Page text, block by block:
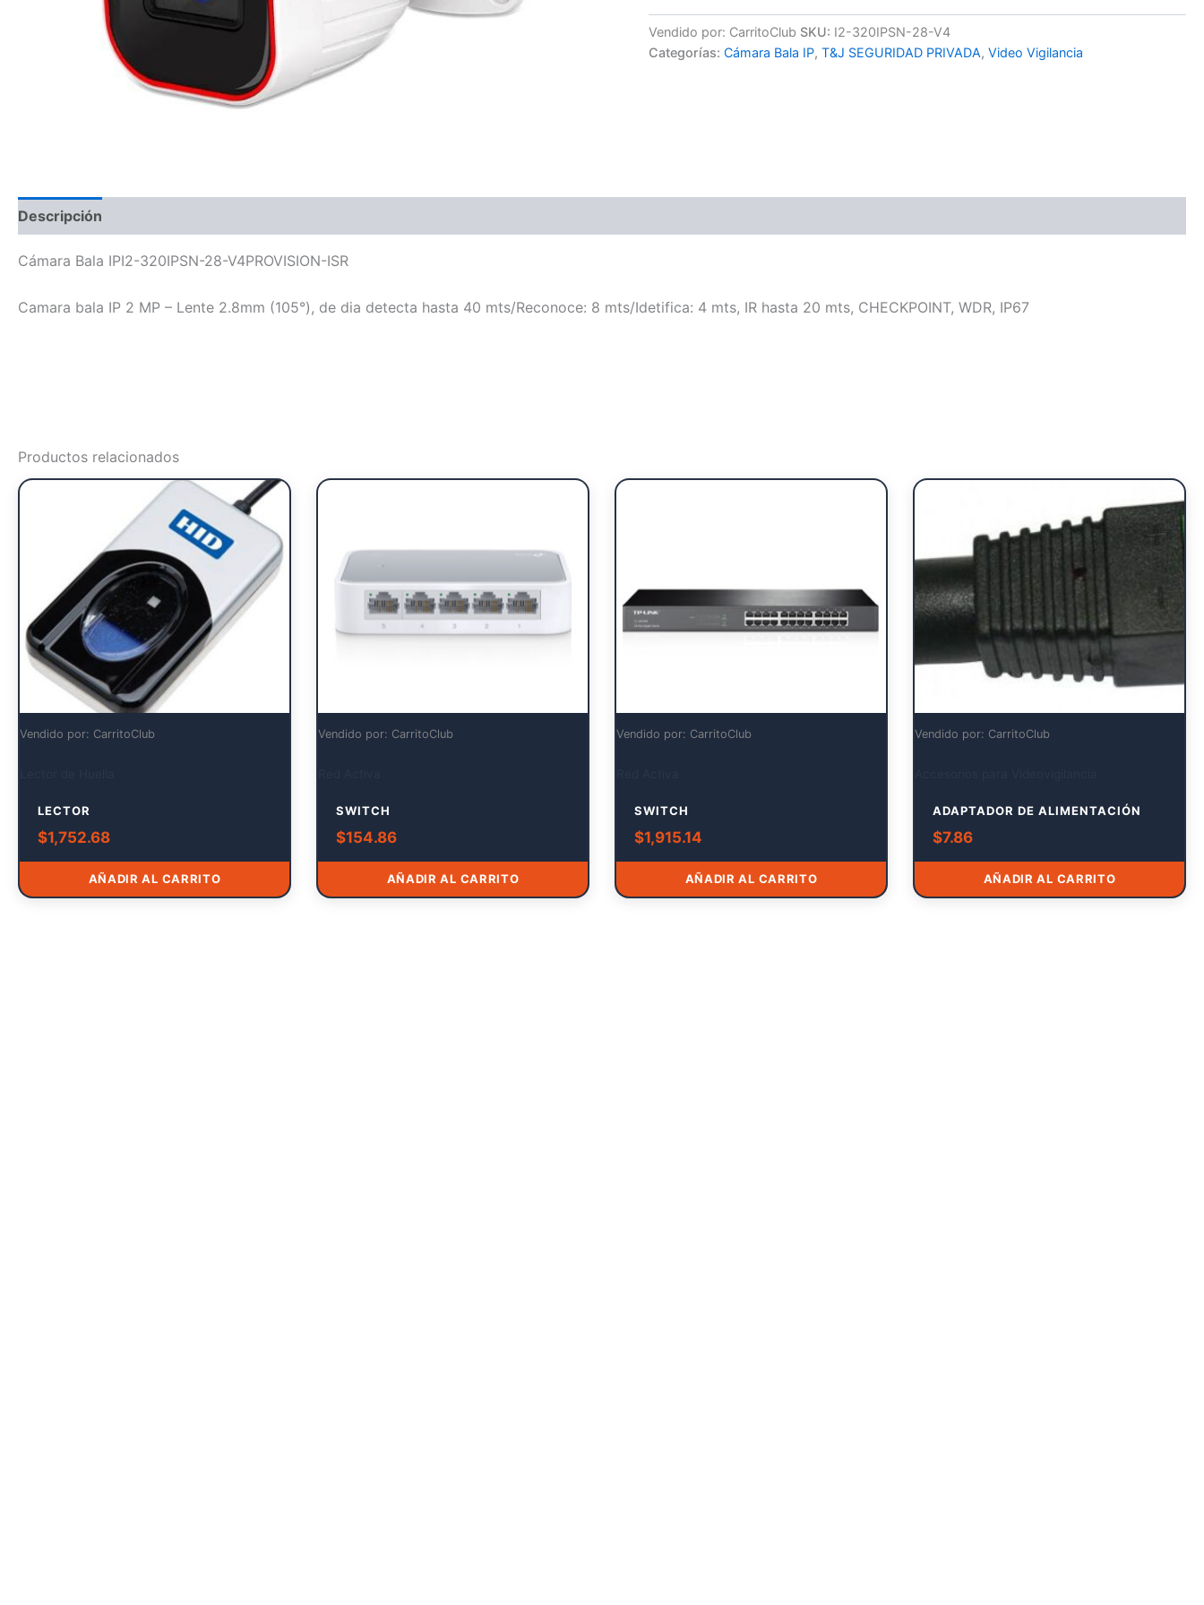
Vendido por: CarritoClub SKU: I2-320IPSN-28-V4
Categorías:Cámara Bala IP,T&J SEGURIDAD PRIVADA,Video Vigilancia
Descripción
Cámara Bala IPI2-320IPSN-28-V4PROVISION-ISR
Camara bala IP 2 MP – Lente 2.8mm (105°), de dia detecta hasta 40 mts/Reconoce: 8 mts/Idetifica: 4 mts, IR hasta 20 mts, CHECKPOINT, WDR, IP67
Productos relacionados
Vendido por: CarritoClub
LECTOR
$1,752.68
AÑADIR AL CARRITO
Vendido por: CarritoClub
SWITCH
$154.86
AÑADIR AL CARRITO
Vendido por: CarritoClub
SWITCH
$1,915.14
AÑADIR AL CARRITO
Vendido por: CarritoClub
ADAPTADOR DE ALIMENTACIÓN
$7.86
AÑADIR AL CARRITO